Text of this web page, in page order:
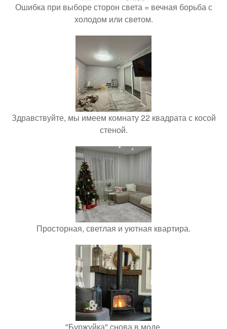
Ошибка при выборе сторон света = вечная борьба с
холодом или светом.
Здравствуйте, мы имеем комнату 22 квадрата с косой
стеной.
Просторная, светлая и уютная квартира.
"Буржуйка" cнова в моде.